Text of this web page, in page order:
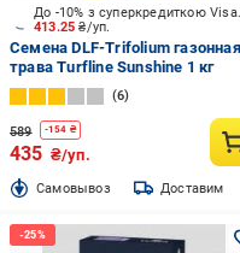
413.25₴/уп.
До -10% з суперкредиткою Visa Вигода
Семена DLF-Trifolium газонная
трава Turfline Sunshine 1 кг
6
589 -154 ₴
435 ₴/уп.
Cамовывоз Доставим